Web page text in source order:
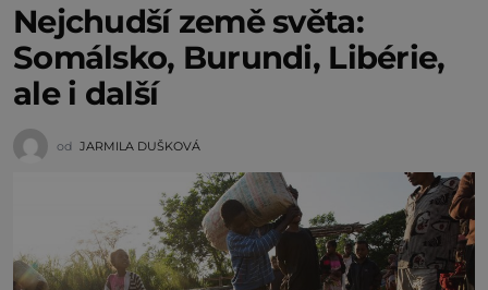
Nejchudší země světa:
Somálsko, Burundi, Libérie,
ale i další
od JARMILA DUŠKOVÁ